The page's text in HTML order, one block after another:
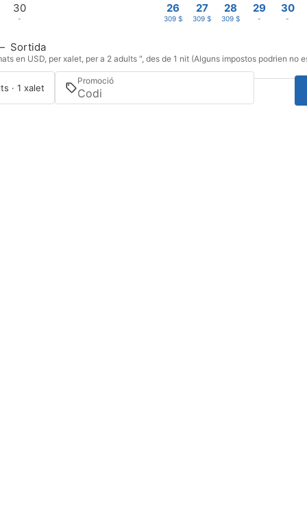
30
-
26
309 $
27
309 $
28
309 $
29
-
30
-
Sortida
en USD, per xalet, per a 2 adults ", des de 1 nit (Alguns impostos podrien no
· 1 xalet
Promoció